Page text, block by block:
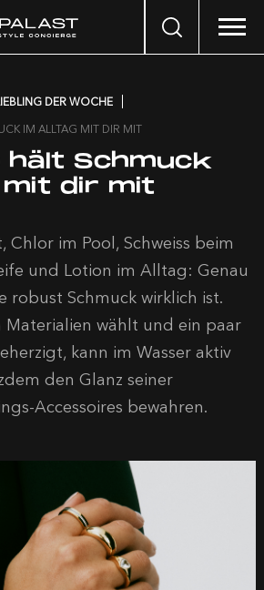
Search
DER WOCHE
IM ALLTAG MIT DIR MIT
hält Schmuck
mit dir mit
Chlor im Pool, Schweiss beim
und Lotion im Alltag: Genau
robust Schmuck wirklich ist.
Materialien wählt und ein paar
kann im Wasser aktiv
den Glanz seiner
Accessoires bewahren.